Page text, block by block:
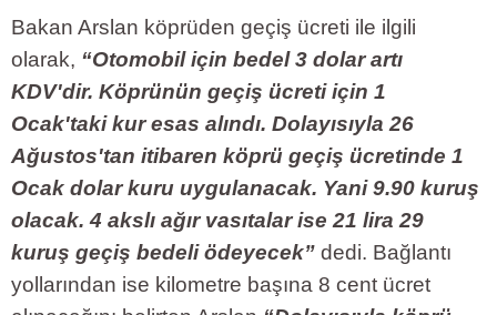
Bakan Arslan köprüden geçiş ücreti ile ilgili
olarak, “Otomobil için bedel 3 dolar artı
KDV'dir. Köprünün geçiş ücreti için 1
Ocak'taki kur esas alındı. Dolayısıyla 26
Ağustos'tan itibaren köprü geçiş ücretinde 1
Ocak dolar kuru uygulanacak. Yani 9.90 kuruş
olacak. 4 akslı ağır vasıtalar ise 21 lira 29
kuruş geçiş bedeli ödeyecek” dedi. Bağlantı
yollarından ise kilometre başına 8 cent ücret